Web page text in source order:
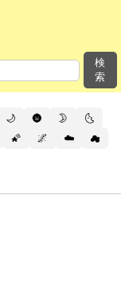
検
索
🌙 🌚 🌛
🌜
🌠 🌌 ☁️ ☁